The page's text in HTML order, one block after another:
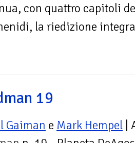
con quattro capitoli
la riedizione
19
Gaiman e Mark Hempel |